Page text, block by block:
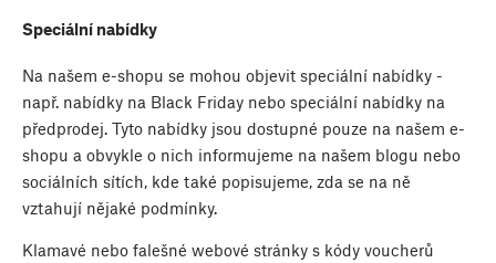
Speciální nabídky
Na našem e-shopu se mohou objevit speciální nabídky -
např. nabídky na Black Friday nebo speciální nabídky na
předprodej. Tyto nabídky jsou dostupné pouze na našem e-
shopu a obvykle o nich informujeme na našem blogu nebo
sociálních sítích, kde také popisujeme, zda se na ně
vztahují nějaké podmínky.
Klamavé nebo falešné webové stránky s kódy voucherů